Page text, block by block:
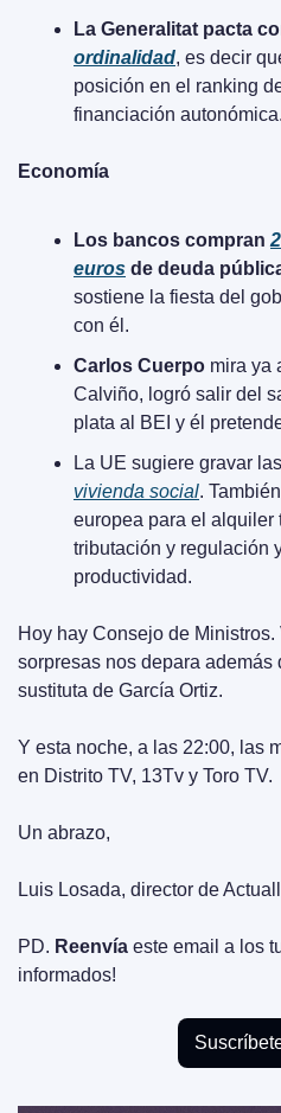
ordinalidad, es decir
posición en el ranking
financiación autonómica.
Economía
Los bancos compran
euros de deuda
sostiene la fiesta del
con él.
Carlos Cuerpo mira ya
Calviño, logró salir del
plata al BEI y él
La UE sugiere gravar las
vivienda social.
europea para el alquiler
tributación y regulación
productividad.
Hoy hay Consejo de
sorpresas nos depara además
sustituta de García Ortiz.
Y esta noche, a las 22:00, las
en Distrito TV, 13Tv y Toro TV.
Un abrazo,
Luis Losada, director de
PD. Reenvía este email a los
informados!